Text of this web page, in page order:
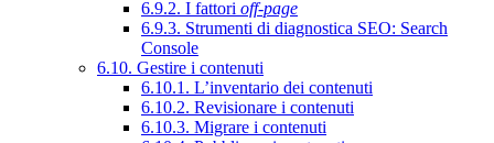
6.9.2. I fattori off-page
6.9.3. Strumenti di diagnostica SEO: Search
Console
6.10. Gestire i contenuti
6.10.1. L’inventario dei contenuti
6.10.2. Revisionare i contenuti
6.10.3. Migrare i contenuti